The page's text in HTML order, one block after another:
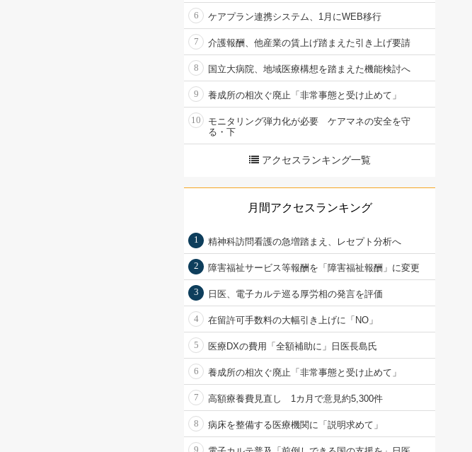
6 ケアプラン連携システム、1月にWEB移行
7 介護報酬、他産業の賃上げ踏まえた引き上げ要請
8 国立大病院、地域医療構想を踏まえた機能検討へ
9 養成所の相次ぐ廃止「非常事態と受け止めて」
10
モニタリング弾力化が必要 ケアマネの安全を守
る・下
アクセスランキング一覧
月間アクセスランキング
1 精神科訪問看護の急増踏まえ、レセプト分析へ
2 障害福祉サービス等報酬を「障害福祉報酬」に変更
3 日医、電子カルテ巡る厚労相の発言を評価
4 在留許可手数料の大幅引き上げに「NO」
5 医療DXの費用「全額補助に」日医長島氏
6 養成所の相次ぐ廃止「非常事態と受け止めて」
7 高額療養費見直し 1カ月で意見約5,300件
8 病床を整備する医療機関に「説明求めて」
9